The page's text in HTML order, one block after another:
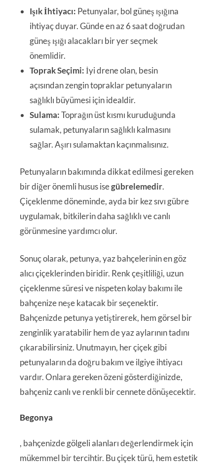
Işık İhtiyacı: Petunyalar, bol güneş ışığına
ihtiyaç duyar. Günde en az 6 saat doğrudan
güneş ışığı alacakları bir yer seçmek
önemlidir.
Toprak Seçimi:İyi drene olan, besin
açısından zengin topraklar petunyaların
sağlıklı büyümesi için idealdir.
Sulama:Toprağın üst kısmı kuruduğunda
sulamak, petunyaların sağlıklı kalmasını
sağlar. Aşırı sulamaktan kaçınmalısınız.
Petunyaların bakımında dikkat edilmesi gereken
bir diğer önemli husus isegübrelemedir.
Çiçeklenme döneminde, ayda bir kez sıvı gübre
uygulamak, bitkilerin daha sağlıklı ve canlı
görünmesine yardımcı olur.
Sonuç olarak, petunya, yaz bahçelerinin en göz
alıcı çiçeklerinden biridir. Renk çeşitliliği, uzun
çiçeklenme süresi ve nispeten kolay bakımı ile
bahçenize neşe katacak bir seçenektir.
Bahçenizde petunya yetiştirerek, hem görsel bir
zenginlik yaratabilir hem de yaz aylarının tadını
çıkarabilirsiniz. Unutmayın, her çiçek gibi
petunyaların da doğru bakım ve ilgiye ihtiyacı
vardır. Onlara gereken özeni gösterdiğinizde,
bahçeniz canlı ve renkli bir cennete dönüşecektir.
Begonya
, bahçenizde gölgeli alanları değerlendirmek için
mükemmel bir tercihtir. Bu çiçek türü, hem estetik